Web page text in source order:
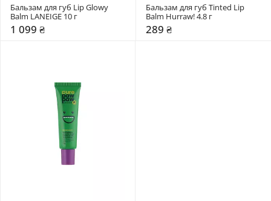
Бальзам для губ Lip Glowy
Balm LANEIGE 10 г
1 099 ₴
Бальзам для губ Tinted Lip
Balm Hurraw! 4.8 г
289 ₴